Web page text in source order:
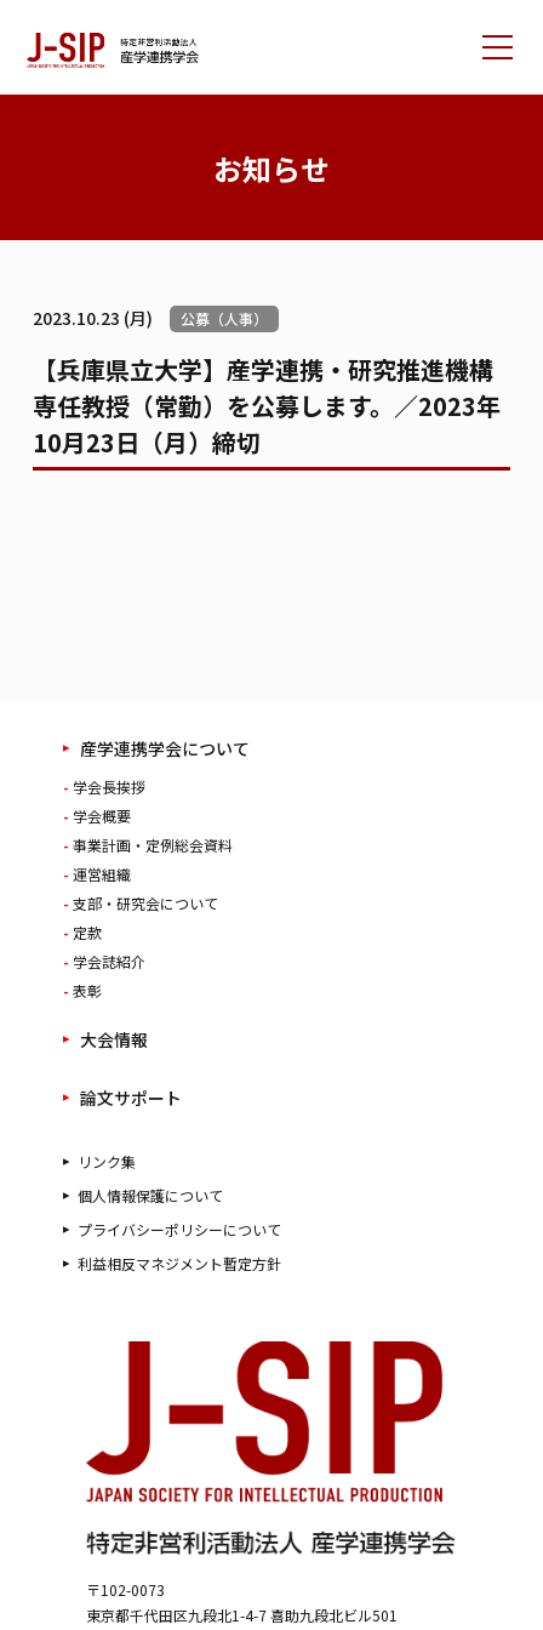
リンク集 学会書籍紹介 ご寄付のお願い
お知らせ
2023.10.23 (月) 公募（人事）
【兵庫県立大学】産学連携・研究推進機構
専任教授（常勤）を公募します。／2023年
10月23日（月）締切
〒102-0073
東京都千代田区九段北1-4-7喜助九段北ビル501
産学連携学会について
学会長挨拶
学会概要
事業計画・定例総会資料
運営組織
支部・研究会について
定款
学会誌紹介
表彰
大会情報
論文サポート
リンク集
個人情報保護について
プライバシーポリシーについて
利益相反マネジメント暫定方針